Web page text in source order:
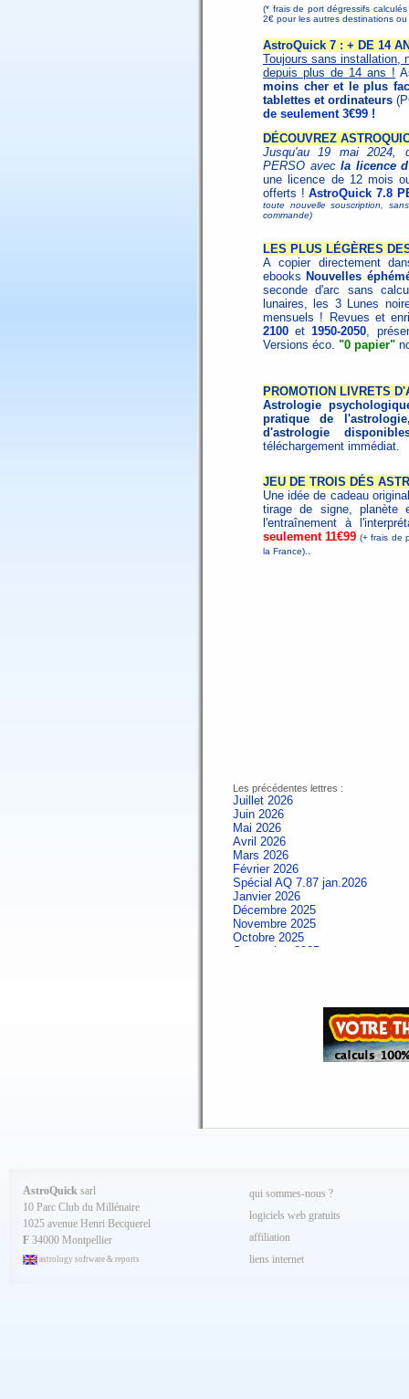
(* frais de port dégressifs
2€ pour les autres destinations
AstroQuick 7 : + DE 14
Toujours sans installation,
depuis plus de 14 ans !
moins cher et le plus
tablettes et ordinateurs
de seulement 3€99 !
DÉCOUVREZ
Jusqu'au 19 mai 2024,
PERSO avec la licence
une licence de 12 mois
offerts !AstroQuick 7.8
toute nouvelle souscription,
commande)
LES PLUS LÉGÈRES
A copier directement
ebooks Nouvelles
seconde d'arc sans
lunaires, les 3 Lunes
mensuels ! Revues et
2100 et1950-2050,
Versions éco. "0 papier"
PROMOTION LIVRETS
Astrologie
pratique de
d'astrologie
téléchargement immédiat.
JEU DE TROIS DÉS
Une idée de cadeau
tirage de signe, planète
l'entraînement à
seulement 11€99 (+ frais de
la France). .
Les précédentes lettres :
Juillet 2026
Juin 2026
Mai 2026
Avril 2026
Mars 2026
Février 2026
Spécial AQ 7.87 jan.2026
Janvier 2026
Décembre 2025
Novembre 2025
Octobre 2025
Septembre 2025
Spécial AQ 7.84 jan.2025
Septembre 2024
Avril 2024
Mars 2024
Février 2024
Janvier 2024
Décembre 2023
Novembre 2023
AstroQuick sarl
10 Parc Club du Millénaire
1025 avenue Henri Becquerel
F 34000 Montpellier
astrology software & reports
qui sommes-nous ?
logiciels web gratuits
affiliation
liens internet